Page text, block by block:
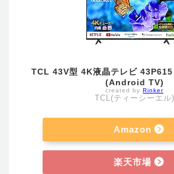
TCL 43V型 4K液晶テレビ 43P615
(Android TV)
created byRinker
TCL(ティーシーエル)
Amazon
楽天市場